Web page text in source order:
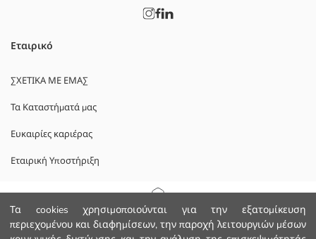
Τα cookies χρησιμοποιούνται για την εξατομίκευση
περιεχομένου και διαφημίσεων, την παροχή λειτουργιών μέσων
Αρχική Σελίδα
Εταιρικό
ΣΧΕΤΙΚΑ ΜΕ ΕΜΑΣ
Τα Καταστήματά μας
Ευκαιρίες καριέρας
Εταιρική Υποστήριξη
Πολιτική Απορρήτου και Ασφάλειας Δεδομένων